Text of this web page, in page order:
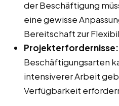
der Beschäftigung
eine gewisse
Bereitschaft zur
Projekterfordernisse:
Beschäftigungsarten
intensiverer Arbeit
Verfügbarkeit